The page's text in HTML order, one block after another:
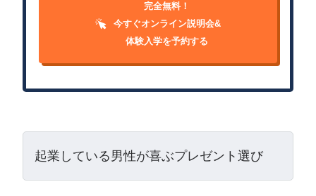
完全無料！
今すぐオンライン説明会&
体験入学を予約する
起業している男性が喜ぶプレゼント選び